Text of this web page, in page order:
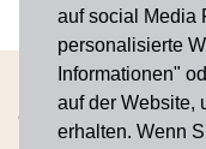
auf social Media
personalisierte
Informationen"
auf der Website,
erhalten. Wenn
AGB
Copyright © 2026 Haus